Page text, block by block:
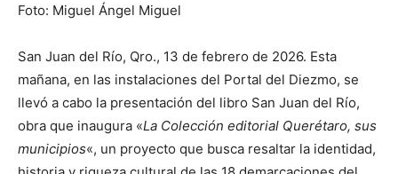
Foto: Miguel Ángel Miguel
San Juan del Río, Qro., 13 de febrero de 2026. Esta
mañana, en las instalaciones del Portal del Diezmo, se
llevó a cabo la presentación del libro San Juan del Río,
obra que inaugura «La Colección editorial Querétaro, sus
municipios«, un proyecto que busca resaltar la identidad,